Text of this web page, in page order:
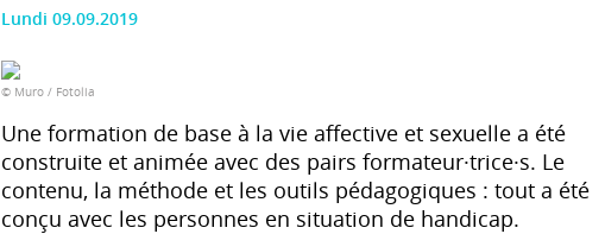
Lundi 09.09.2019
© Muro / Fotolia
Une formation de base à la vie affective et sexuelle a été
construite et animée avec des pairs formateur·trice·s. Le
contenu, la méthode et les outils pédagogiques : tout a été
conçu avec les personnes en situation de handicap.